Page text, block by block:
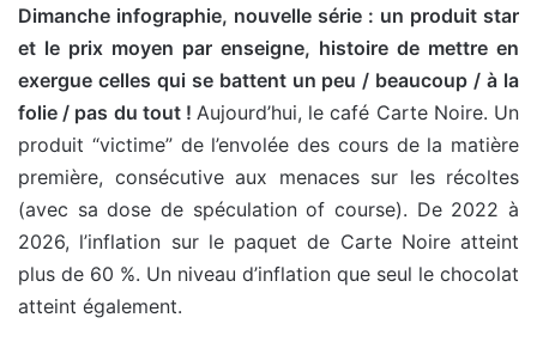
Dimanche infographie, nouvelle série : un produit star
et le prix moyen par enseigne, histoire de mettre en
exergue celles qui se battent un peu / beaucoup / à la
folie / pas du tout ! Aujourd’hui, le café Carte Noire. Un
produit “victime” de l’envolée des cours de la matière
première, consécutive aux menaces sur les récoltes
(avec sa dose de spéculation of course). De 2022 à
2026, l’inflation sur le paquet de Carte Noire atteint
plus de 60 %. Un niveau d’inflation que seul le chocolat
atteint également.